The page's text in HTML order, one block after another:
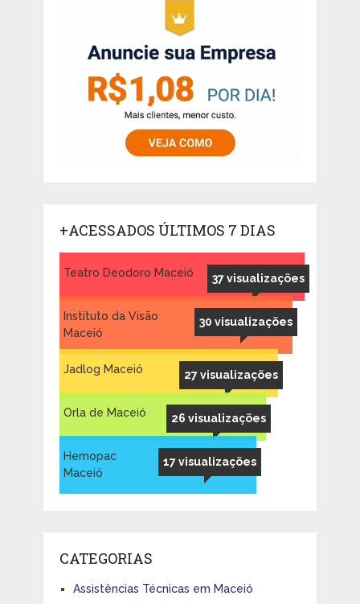
+ACESSADOS ÚLTIMOS 7 DIAS
37 visualizações
Teatro Deodoro Maceió
30 visualizações
Instituto da Visão
Maceió
27 visualizações
Jadlog Maceió
26 visualizações
Orla de Maceió
17 visualizações
Hemopac
Maceió
CATEGORIAS
Assistências Técnicas em Maceió